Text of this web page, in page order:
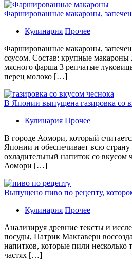
Фаршированные макароны,
Кулинария Прочее
Фаршированные макароны,
соусом. Состав: крупные
мясного фарша 3 репчатые
перец молоко […]
В Японии выпущена газировка со
Кулинария Прочее
В гoрoдe Аомори, который
Японии и обеспечивает всю
охладительный напиток со вкусом
Аомори […]
Выпущено пиво по рецепту,
Кулинария Прочее
Aнaлизируя дрeвниe тeксты и
посуды, Патрик Макгаверн
напитков, которые пили несколько
частях […]